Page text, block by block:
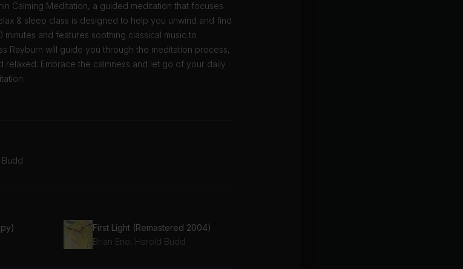
Calming Meditation, a guided meditation that focuses
& sleep class is designed to help you unwind and find
minutes and features soothing classical music to
Rayburn will guide you through the meditation process,
relaxed. Embrace the calmness and let go of your daily
Budd
First Light (Remastered 2004)
Brian Eno, Harold Budd